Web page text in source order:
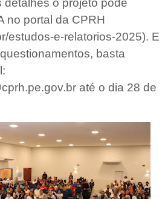
o projeto pode
no portal da CPRH
estudos-e-relatorios-2025). E
basta
até o dia 28 de